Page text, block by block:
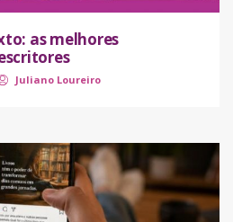
as melhores
Juliano Loureiro